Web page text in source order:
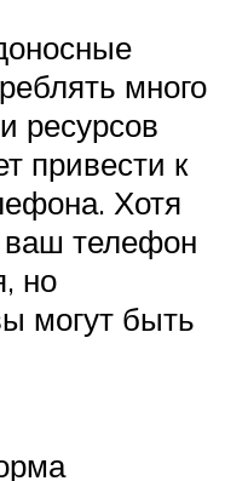
много
ресурсов
привести к
Хотя
ваш телефон
но
могут быть